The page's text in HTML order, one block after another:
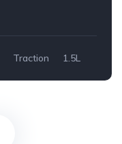
Traction 1.5L